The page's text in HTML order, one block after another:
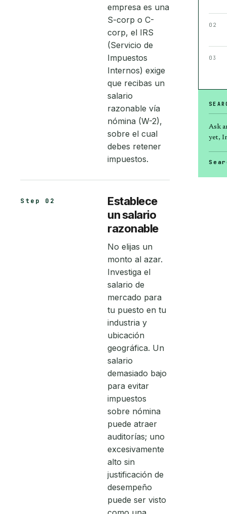
empresa es una
S-corp o C-
corp, el IRS
(Servicio de
Impuestos
Internos) exige
que recibas un
salario
razonable vía
nómina (W-2),
sobre el cual
debes retener
impuestos.
Step 02
Establece
un salario
razonable
No elijas un
monto al azar.
Investiga el
salario de
mercado para
tu puesto en tu
industria y
ubicación
geográfica. Un
salario
demasiado bajo
para evitar
impuestos
sobre nómina
puede atraer
auditorías; uno
excesivamente
alto sin
justificación de
desempeño
puede ser visto
02
03
Ask
yet,